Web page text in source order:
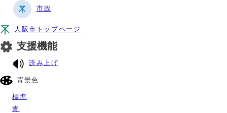
市政
大阪市トップページ
支援機能
読み上げ
背景色
標準
青